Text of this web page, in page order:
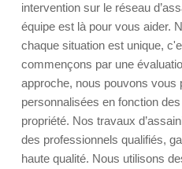
intervention sur le réseau
équipe est là pour vous aider.
chaque situation est unique,
commençons par une
approche, nous pouvons vous
personnalisées en fonction
propriété. Nos travaux
des professionnels qualifiés,
haute qualité. Nous utilisons